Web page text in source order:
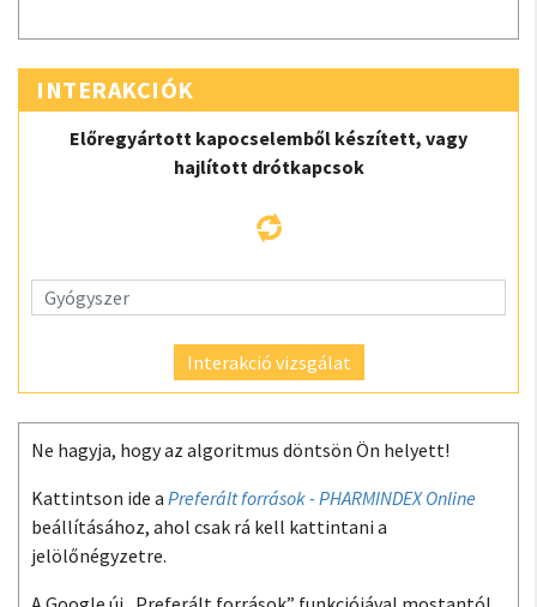
INTERAKCIÓK
Előregyártott kapocselemből készített, vagy
hajlított drótkapcsok
Interakció vizsgálat
Ne hagyja, hogy az algoritmus döntsön Ön helyett!
Kattintson ide a Preferált források - PHARMINDEX Online
beállításához, ahol csak rá kell kattintani a
jelölőnégyzetre.